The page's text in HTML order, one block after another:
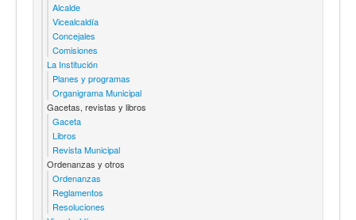
Alcalde
Vicealcaldía
Concejales
Comisiones
La Institución
Planes y programas
Organigrama Municipal
Gacetas, revistas y libros
Gaceta
Libros
Revista Municipal
Ordenanzas y otros
Ordenanzas
Reglamentos
Resoluciones